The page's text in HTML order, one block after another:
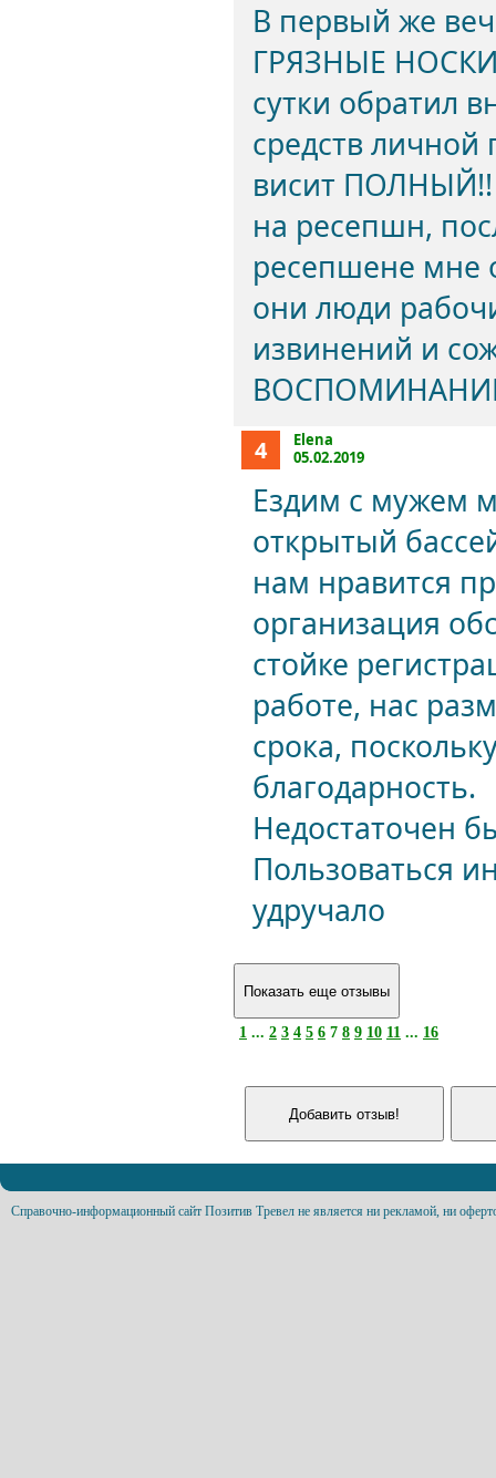
В первый же
ГРЯЗНЫЕ
сутки обратил
средств личной
висит ПОЛНЫЙ!!
на ресепшн,
ресепшене мне
они люди
извинений и
4
Elena
05.02.2019
Ездим с мужем
открытый
нам нравится
организация
стойке
работе, нас
срока,
благодарность.
Недостаточен
Пользоваться
удручало
1 ... 2 3 4 5 6 7 8 9 10 11 ... 16
Справочно-информационный сайт Позитив Тревел не является ни рекламой, ни